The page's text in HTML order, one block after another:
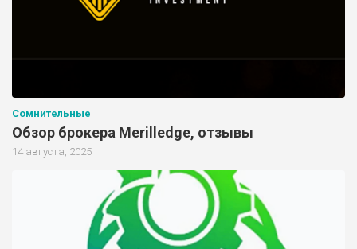
Сомнительные
Обзор брокера Merilledge, отзывы
14 августа, 2025